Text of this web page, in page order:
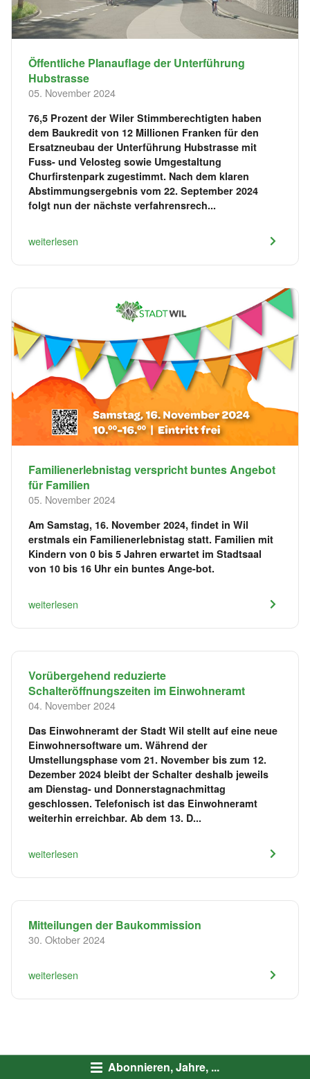
Abonnieren, Jahre, ...
Öffentliche Planauflage der Unterführung
Hubstrasse
05. November 2024
76,5 Prozent der Wiler Stimmberechtigten haben
dem Baukredit von 12 Millionen Franken für den
Ersatzneubau der Unterführung Hubstrasse mit
Fuss- und Velosteg sowie Umgestaltung
Churfirstenpark zugestimmt. Nach dem klaren
Abstimmungsergebnis vom 22. September 2024
folgt nun der nächste verfahrensrech...
weiterlesen
Familienerlebnistag verspricht buntes Angebot
für Familien
05. November 2024
Am Samstag, 16. November 2024, findet in Wil
erstmals ein Familienerlebnistag statt. Familien mit
Kindern von 0 bis 5 Jahren erwartet im Stadtsaal
von 10 bis 16 Uhr ein buntes Ange-bot.
weiterlesen
Vorübergehend reduzierte
Schalteröffnungszeiten im Einwohneramt
04. November 2024
Das Einwohneramt der Stadt Wil stellt auf eine neue
Einwohnersoftware um. Während der
Umstellungsphase vom 21. November bis zum 12.
Dezember 2024 bleibt der Schalter deshalb jeweils
am Dienstag- und Donnerstagnachmittag
geschlossen. Telefonisch ist das Einwohneramt
weiterhin erreichbar. Ab dem 13. D...
weiterlesen
Mitteilungen der Baukommission
30. Oktober 2024
weiterlesen